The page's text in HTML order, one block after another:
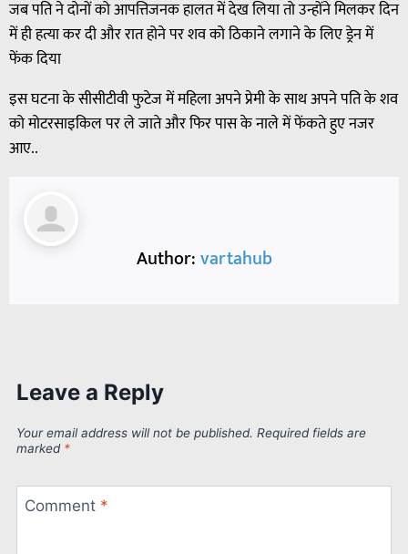
जब पति ने दोनों को आपत्तिजनक हालत में देख लिया तो उन्होंने मिलकर दिन
में ही हत्या कर दी और रात होने पर शव को ठिकाने लगाने के लिए ड्रेन में
फेंक दिया
इस घटना के सीसीटीवी फुटेज में महिला अपने प्रेमी के साथ अपने पति के शव
को मोटरसाइकिल पर ले जाते और फिर पास के नाले में फेंकते हुए नजर
आए..
Author:vartahub
Leave a Reply
Your email address will not be published. Required fields are
marked *
Comment *